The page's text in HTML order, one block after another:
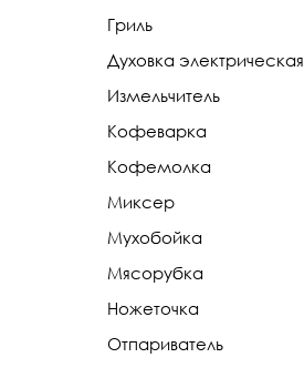
Гриль
Духовка электрическая
Измельчитель
Кофеварка
Кофемолка
Миксер
Мухобойка
Мясорубка
Ножеточка
Отпариватель